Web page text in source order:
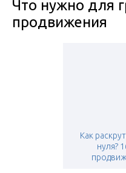
Что нужно для
продвижения
Как
нуля?